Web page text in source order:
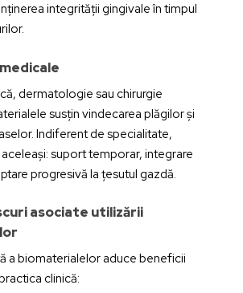
integrității gingivale în timpul
dermatologie sau chirurgie
susțin vindecarea plăgilor și
Indiferent de specialitate,
suport temporar, integrare
progresivă la țesutul gazdă.
asociate utilizării
a biomaterialelor aduce beneficii
clinică: